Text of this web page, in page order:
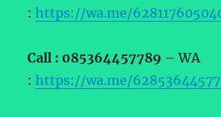
:https://wa.me/
Call : 085364457789 –WA
:https://wa.me/